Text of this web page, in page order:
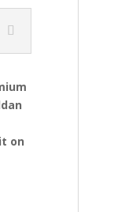
on